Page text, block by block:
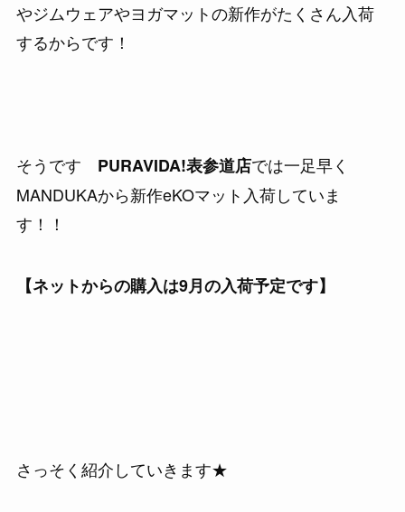
やジムウェアやヨガマットの新作がたくさん入荷
するからです！
そうです PURAVIDA!表参道店では一足早く
MANDUKAから新作eKOマット入荷していま
す！！
【ネットからの購入は9月の入荷予定です】
さっそく紹介していきます★